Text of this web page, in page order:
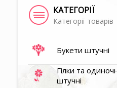
КАТЕГОРІЇ
Категорії товарів
Букети штучні
Гілки та
штучні